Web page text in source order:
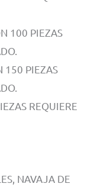
100 PIEZAS
150 PIEZAS
REQUIERE
NAVAJA DE